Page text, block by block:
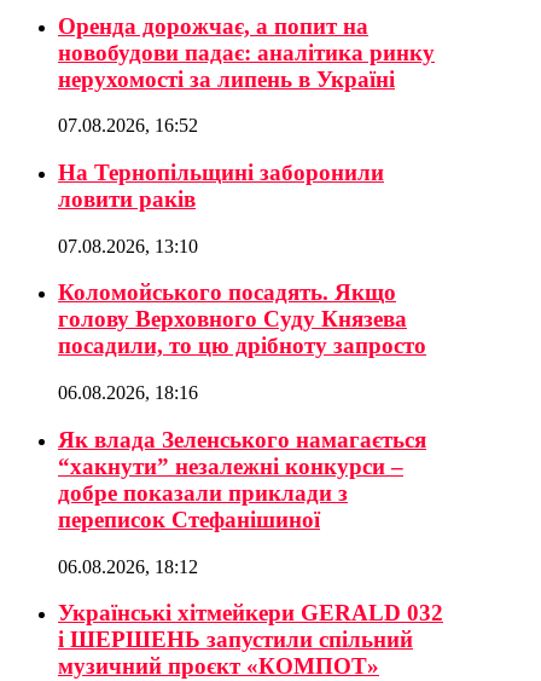
Оренда дорожчає, а попит на
новобудови падає: аналітика ринку
нерухомості за липень в Україні
07.08.2026, 16:52
На Тернопільщині заборонили
ловити раків
07.08.2026, 13:10
Коломойського посадять. Якщо
голову Верховного Суду Князева
посадили, то цю дрібноту запросто
06.08.2026, 18:16
Як влада Зеленського намагається
“хакнути” незалежні конкурси –
добре показали приклади з
переписок Стефанішиної
06.08.2026, 18:12
Українські хітмейкери GERALD 032
і ШЕРШЕНЬ запустили спільний
музичний проєкт «КОМПОТ»